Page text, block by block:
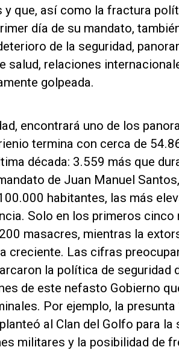
y que, así como la fractura
día de su mandato,
de la seguridad,
salud, relaciones
golpeada.
encontrará uno de los
termina con cerca de
década: 3.559 más que
de Juan Manuel
habitantes, las más
Solo en los primeros cinco
masacres, mientras la
creciente. Las cifras
la política de seguridad
de este nefasto Gobierno
Por ejemplo, la presunta
al Clan del Golfo para
militares y la posibilidad de